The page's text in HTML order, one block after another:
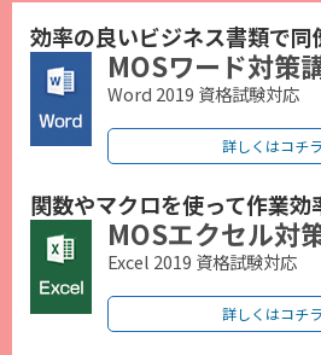
効率の良いビジネス書類で同
MOSワード対策
Word 2019 資格試験対応
詳しくはコチラ
関数やマクロを使って作業効
MOSエクセル対
Excel 2019 資格試験対応
詳しくはコチラ